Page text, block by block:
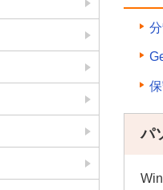
パ